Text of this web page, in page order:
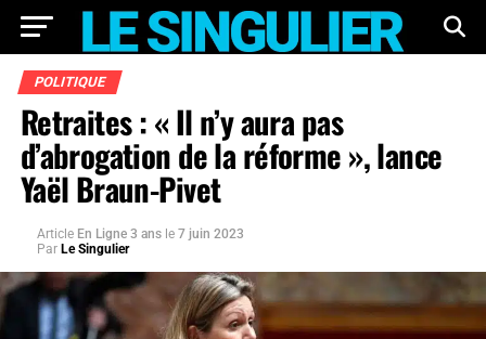
POLITIQUE
Retraites : « Il n’y aura pas
d’abrogation de la réforme », lance
Yaël Braun-Pivet
Article En Ligne 3 ans le 7 juin 2023
Par Le Singulier